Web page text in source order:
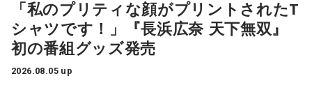
スパイスが◎。
【7位】獅子座（しし座）
仕事やキャリアに対してじっくり向き合うと良い日。成果を
急ぐよりも、今あるものをしっかり守り固めることを意識し
長野智子「結局、財源もハッキリしないままでいます」
鈴木 「鈴木（俊一）幹事長も言っていましたね。明示しなが
「私のプリティな顔がプリントされたT
シャツです！」『長浜広奈 天下無双』
初の番組グッズ発売
2026.08.05 up